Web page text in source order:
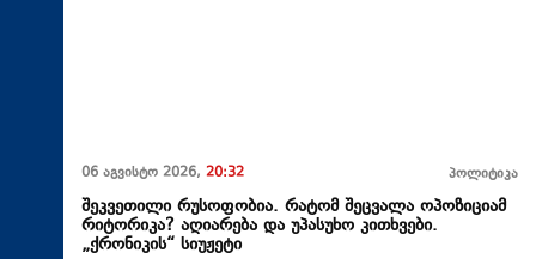
06 აგვისტო 2026, 20:32 პოლიტიკა
შეკვეთილი რუსოფობია. რატომ შეცვალა ოპოზიციამ
რიტორიკა? აღიარება და უპასუხო კითხვები.
„ქრონიკის“ სიუჟეტი